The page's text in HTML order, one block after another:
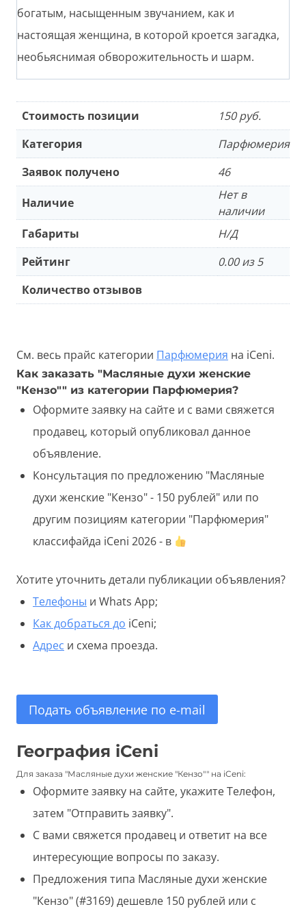
богатым, насыщенным звучанием, как и
настоящая женщина, в которой кроется загадка,
необьяснимая обворожительность и шарм.
Стоимость позиции
150 руб.
Категория
Парфюмерия
Заявок получено
46
Наличие
Нет в
наличии
Габариты
Н/Д
Рейтинг
0.00 из 5
Количество отзывов
См. весь прайс категории Парфюмерия на iCeni.
Как заказать "Масляные духи женские
"Кензо"" из категории Парфюмерия?
Оформите заявку на сайте и с вами свяжется
продавец, который опубликовал данное
объявление.
Консультация по предложению "Масляные
духи женские "Кензо" - 150 рублей" или по
другим позициям категории "Парфюмерия"
классифайда iCeni 2026 - в
Хотите уточнить детали публикации объявления?
Телефоны и Whats App;
Как добраться до iCeni;
Адрес и схема проезда.
Подать объявление по e-mail
География iCeni
Для заказа "Масляные духи женские "Кензо"" на iCeni:
Оформите заявку на сайте, укажите Телефон,
затем "Отправить заявку".
С вами свяжется продавец и ответит на все
интересующие вопросы по заказу.
Предложения типа Масляные духи женские
"Кензо" (#3169) дешевле 150 рублей или с